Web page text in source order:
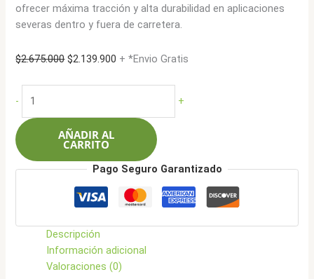
ofrecer máxima tracción y alta durabilidad en aplicaciones
severas dentro y fuera de carretera.
$2.675.000El
$2.139.900 El
$2.139.900.
+ *Envio Gratis
-
13R22.5
156/153K
TR918
OTR
+
AÑADIR AL
CARRITO
Pago Seguro Garantizado
Descripción
Información adicional
Valoraciones (0)